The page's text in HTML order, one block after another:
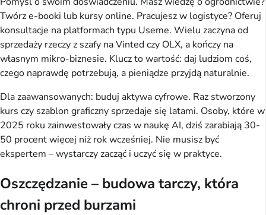
Twórz e-booki lub kursy online. Pracujesz w logistyce? Oferuj
konsultacje na platformach typu Useme. Wielu zaczyna od
sprzedaży rzeczy z szafy na Vinted czy OLX, a kończy na
własnym mikro-biznesie. Klucz to wartość: daj ludziom coś,
czego naprawdę potrzebują, a pieniądze przyjdą naturalnie.
Dla zaawansowanych: buduj aktywa cyfrowe. Raz stworzony
kurs czy szablon graficzny sprzedaje się latami. Osoby, które w
2025 roku zainwestowały czas w naukę AI, dziś zarabiają 30-
50 procent więcej niż rok wcześniej. Nie musisz być
ekspertem – wystarczy zacząć i uczyć się w praktyce.
Oszczędzanie – budowa tarczy, która
chroni przed burzami